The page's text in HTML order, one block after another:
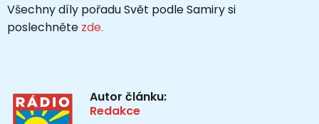
Všechny díly pořadu Svět podle Samiry si
poslechněte zde.
Autor článku:
Redakce